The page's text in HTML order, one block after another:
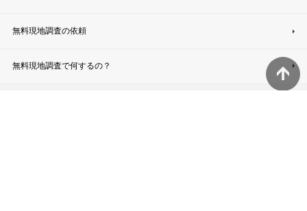
無料現地調査の依頼
無料現地調査で何するの？